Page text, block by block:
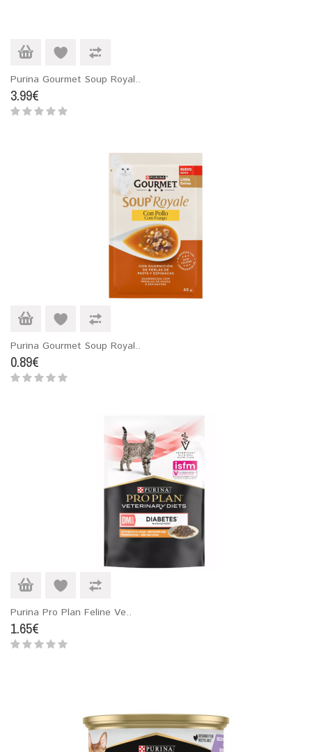
Purina Gourmet Soup Royal..
3.99€
Purina Gourmet Soup Royal..
0.89€
Purina Pro Plan Feline Ve..
1.65€